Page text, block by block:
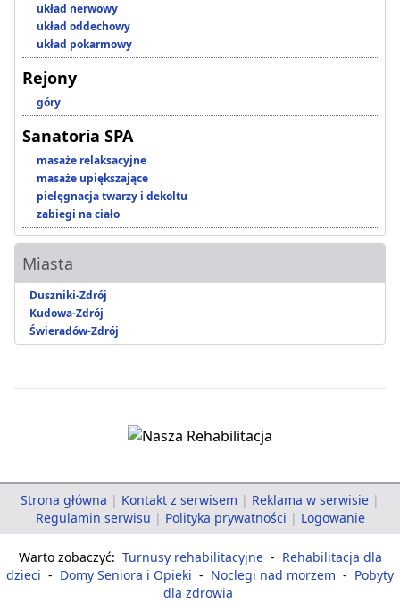
układ nerwowy
układ oddechowy
układ pokarmowy
Rejony
góry
Sanatoria SPA
masaże relaksacyjne
masaże upiększające
pielęgnacja twarzy i dekoltu
zabiegi na ciało
Miasta
Duszniki-Zdrój
Kudowa-Zdrój
Świeradów-Zdrój
Strona główna | Kontakt z serwisem | Reklama w serwisie |
Regulamin serwisu | Polityka prywatności | Logowanie
Warto zobaczyć: Turnusy rehabilitacyjne - Rehabilitacja dla
dzieci - Domy Seniora i Opieki - Noclegi nad morzem - Pobyty
dla zdrowia